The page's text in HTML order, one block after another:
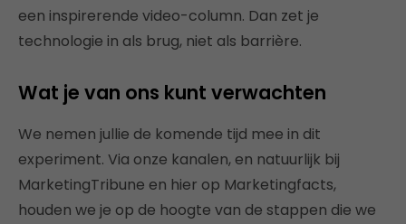
een inspirerende video-column. Dan zet je
technologie in als brug, niet als barrière.
Wat je van ons kunt verwachten
We nemen jullie de komende tijd mee in dit
experiment. Via onze kanalen, en natuurlijk bij
MarketingTribune en hier op Marketingfacts,
houden we je op de hoogte van de stappen die we